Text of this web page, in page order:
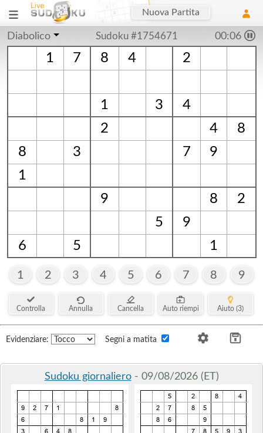
Nuova Partita
Diabolico Sudoku #1754671 00:06
1 7 8 4 2
1 3
4
2
4
8
8
3 7
9
1
9
8
2
5
9
6
5 1
1 2 3 4 5 6 7 8 9
Controlla Annulla Cancella Auto riempi Aiuto (3)
Evidenziare: Segni a matita
Sudoku giornaliero- 09/08/2026 (ET)